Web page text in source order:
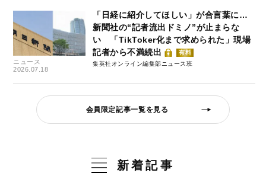
ニュース
2026.07.18
「日経に紹介してほしい」が合言葉に…
新聞社の“記者流出ドミノ”が止まらな
い 「TikToker化まで求められた」現場
記者から不満続出
有料
集英社オンライン編集部ニュース班
会員限定記事一覧を見る
新着記事